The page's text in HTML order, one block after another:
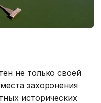
не только своей
захоронения
исторических